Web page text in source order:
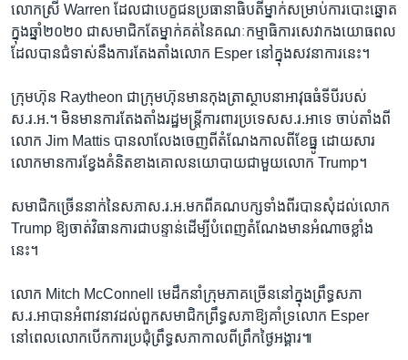
លោកស្រី​ Warren ដែល​ជា​បេក្ខជន​ប្រធានាធិបតី​ម្នាក់សម្រាប់ការបោះឆ្នោត​
ក្នុង​ឆ្នាំ២០២០ ជា​សមាជិក​តែ​ម្នាក់គត់​នៃគណៈកម្មាធិការ​សេវាកង​យោធពល
ដែល​បានជំទាស់នឹង​ការតែងតាំង​លោក​ Esper នៅ​ក្នុង​សវនាការនេះ។​
ក្រុមហ៊ុន Raytheon ជា​ក្រុមហ៊ុន​មានកុងត្រា​ស្ថាបនា​អាវុធ​ធំទី​បី​របស់​
ស.រ.អ.។ មិនមានការ​តែងតាំង​រដ្ឋមន្ត្រី​ការពារ​ប្រទេស​ស.រ.អាទេ ចាប់តាំង​ពី​
លោក Jim Mattis បានលាលែង​ចេញ​ពី​តំណែង​កាលពី​ខែធ្នូ ដោយសារ​
លោកមានការ​ខ្វែងគំនិត​ខាង​គោលនយោបាយ​ជាមួយ​លោក​ Trump។​
សមាជិក​ច្រើន​នាក់នៃសភា​ស.រ.អ.មកពីគណបក្ស​ទាំង​ពីរ​បានសុំដល់លោក
Trump ឱ្យ​ចាត់វិធានការ​ជា​បន្ទាន់​ដើម្បីបំពេញ​តំណែង​មានអំណាចខ្លាំង
នេះ។
លោក Mitch McConnell មេដឹកនាំ​ក្រុមភាគច្រើន​នៅក្នុង​ព្រឹទ្ធសភា​
ស.រ.អាបានអំពាវនាវ​ដល់​ពួក​សមាជិកព្រឹទ្ធសភា​ឱ្យគាំទ្រ​លោក Esper
នៅពេលលោក​បើក​ការ​ប្រជុំ​ព្រឹទ្ធសភា​កាលពី​ព្រឹក​ថ្ងៃ​អង្គារ៕